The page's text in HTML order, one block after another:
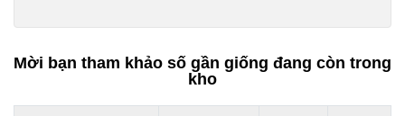
Mời bạn tham khảo số gần giống đang còn trong
kho